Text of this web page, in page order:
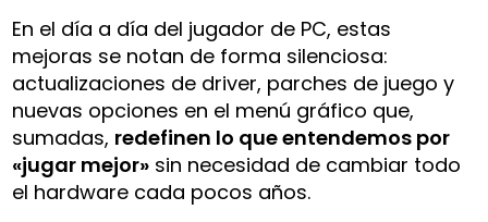
En el día a día del jugador de PC, estas
mejoras se notan de forma silenciosa:
actualizaciones de driver, parches de juego y
nuevas opciones en el menú gráfico que,
sumadas, redefinen lo que entendemos por
«jugar mejor» sin necesidad de cambiar todo
el hardware cada pocos años.